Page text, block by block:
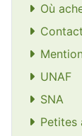
Où
UNAF
SNA
Petites